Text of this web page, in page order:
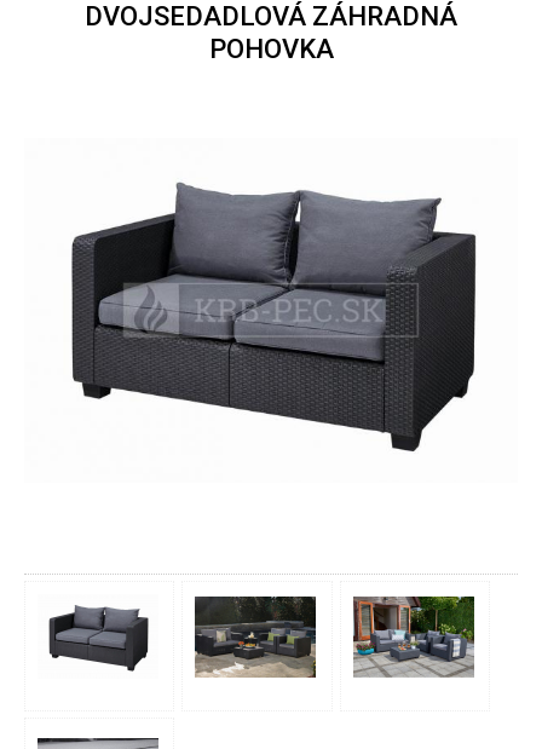
DVOJSEDADLOVÁ ZÁHRADNÁ
POHOVKA